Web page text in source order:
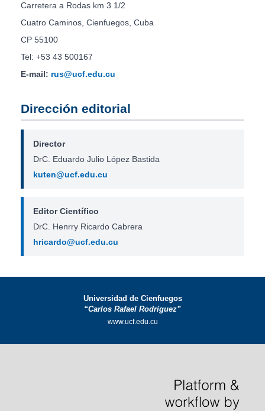
Carretera a Rodas km 3 1/2
Cuatro Caminos, Cienfuegos, Cuba
CP 55100
Tel: +53 43 500167
E-mail: rus@ucf.edu.cu
Dirección editorial
Director
DrC. Eduardo Julio López Bastida
kuten@ucf.edu.cu
Editor Científico
DrC. Henrry Ricardo Cabrera
hricardo@ucf.edu.cu
Universidad de Cienfuegos
“Carlos Rafael Rodríguez”
www.ucf.edu.cu